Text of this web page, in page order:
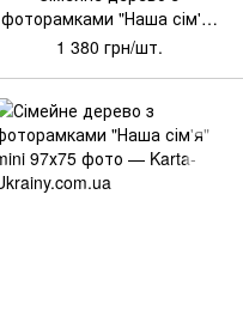
фоторамками "Наша сім'я"
Вулканічний пил 130х110
1 380 грн/шт.